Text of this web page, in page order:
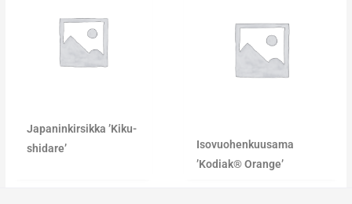
Japaninkirsikka ’Kiku-
shidare’
Isovuohenkuusama
’Kodiak® Orange’